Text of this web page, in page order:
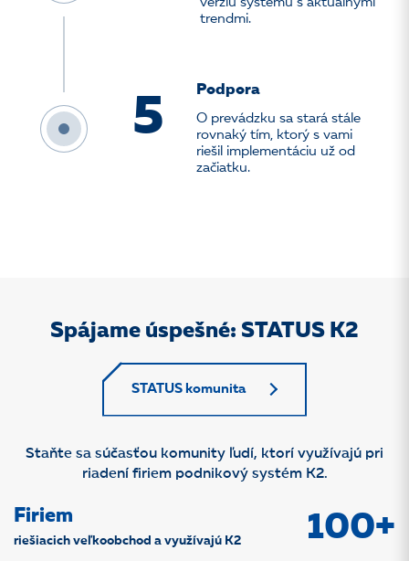
verziu systému s aktuálnymi
trendmi.
5
Podpora
O prevádzku sa stará stále
rovnaký tím, ktorý s vami
riešil implementáciu už od
začiatku.
Spájame úspešné: STATUS K2
STATUS komunita
Staňte sa súčasťou komunity ľudí, ktorí využívajú pri
riadení firiem podnikový systém K2.
Firiem
riešiacich veľkoobchod a využívajú K2 100+